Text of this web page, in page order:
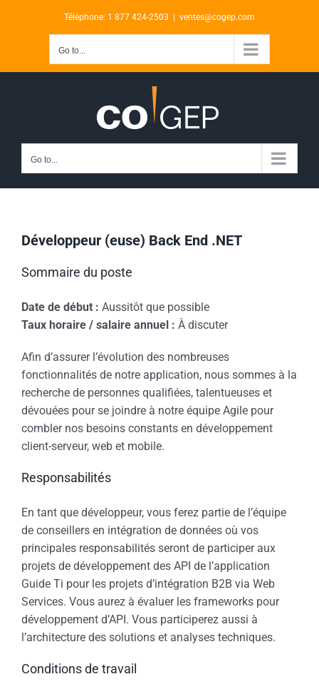
Téléphone: 1 877 424-2503 ventes@cogep.com
Go to...
Go to...
Développeur (euse) Back End .NET
Sommaire du poste
Date de début : Aussitôt que possible
Taux horaire / salaire annuel : À discuter
Afin d’assurer l’évolution des nombreuses
fonctionnalités de notre application, nous sommes à la
recherche de personnes qualifiées, talentueuses et
dévouées pour se joindre à notre équipe Agile pour
combler nos besoins constants en développement
client-serveur, web et mobile.
Responsabilités
En tant que développeur, vous ferez partie de l’équipe
de conseillers en intégration de données où vos
principales responsabilités seront de participer aux
projets de développement des API de l’application
Guide Ti pour les projets d’intégration B2B via Web
Services. Vous aurez à évaluer les frameworks pour
développement d’API. Vous participerez aussi à
l’architecture des solutions et analyses techniques.
Conditions de travail